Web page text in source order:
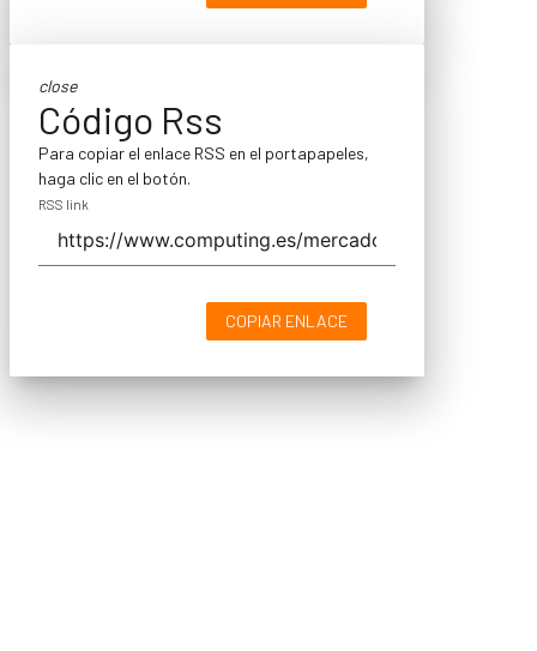
close
Código Rss
Para copiar el enlace RSS en el portapapeles,
haga clic en el botón.
RSS link
COPIAR ENLACE